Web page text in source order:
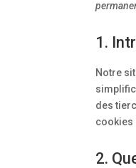
1.
Notre
des
cookies
2.